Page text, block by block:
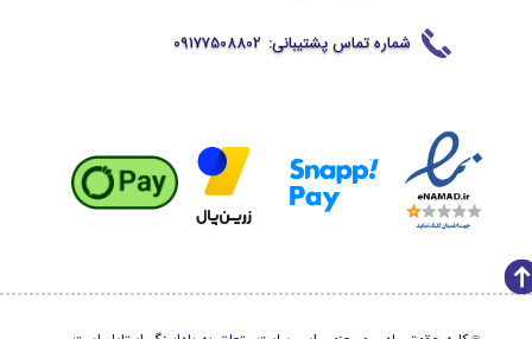
شماره تماس پشتیبانی: 09177508802